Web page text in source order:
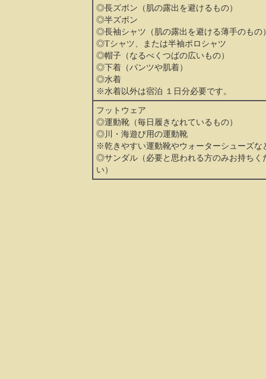
◎長ズボン（肌の露出を避けるもの）
◎半ズボン
◎長袖シャツ（肌の露出を避ける薄手のもの
◎Tシャツ、または半袖ポロシャツ
◎帽子（なるべくつばの広いもの）
◎下着（パンツや肌着）
◎水着
※水着以外は宿泊 １日分必要です。
フットウェア
◎運動靴（毎日履きなれているもの）
◎川・海遊び用の運動靴
※乾きやすい運動靴やウォーターシューズな
◎サンダル（必要と思われる方のみお持ちく
い）